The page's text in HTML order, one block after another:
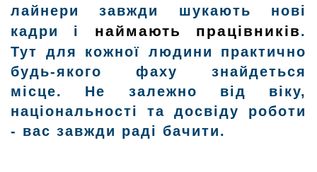
лайнери завжди шукають нові
кадри і наймають працівників.
Тут для кожної людини практично
будь-якого фаху знайдеться
місце. Не залежно від віку,
національності та досвіду роботи
- вас завжди раді бачити.